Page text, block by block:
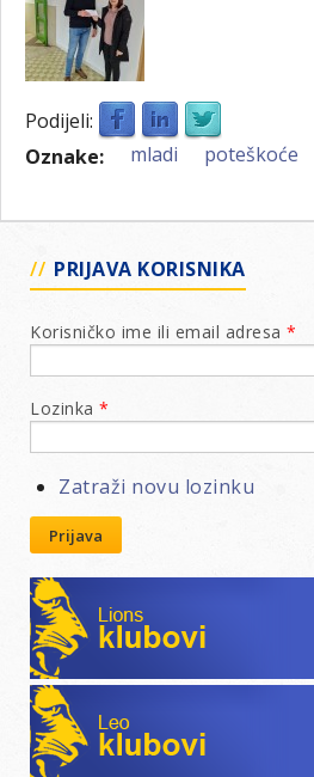
Podijeli:
Oznake:
mladi poteškoće
PRIJAVA KORISNIKA
Korisničko ime ili email adresa *
Lozinka *
Zatraži novu lozinku
Prijava
Lions klubovi
Leo klubovi